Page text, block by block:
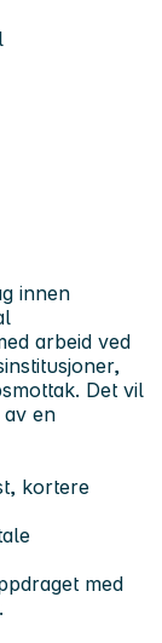
innen
arbeid ved
Det vil
en
kortere
med